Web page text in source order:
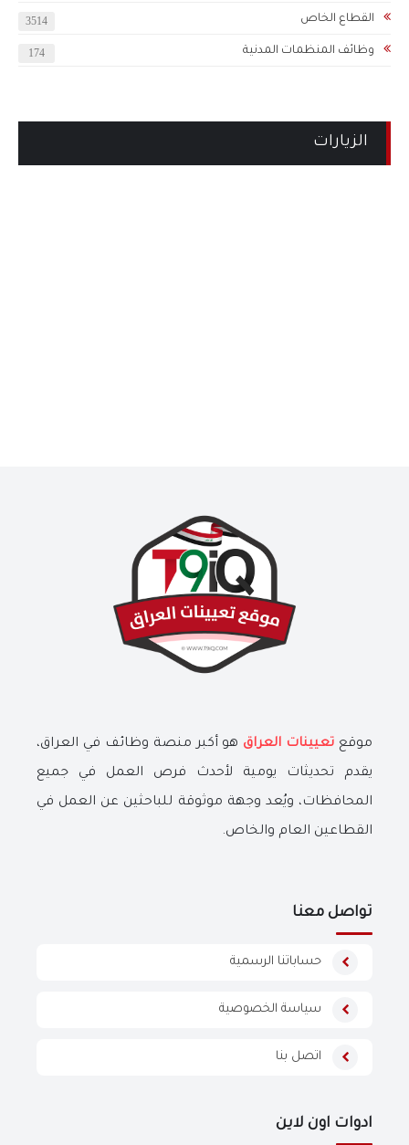
القطاع الخاص 3514
وظائف المنظمات المدنية 174
الزيارات
موقع تعيينات العراق هو أكبر منصة وظائف في العراق،
يقدم تحديثات يومية لأحدث فرص العمل في جميع
المحافظات، ويُعد وجهة موثوقة للباحثين عن العمل في
القطاعين العام والخاص.
تواصل معنا
حساباتنا الرسمية
سياسة الخصوصية
اتصل بنا
ادوات اون لاين